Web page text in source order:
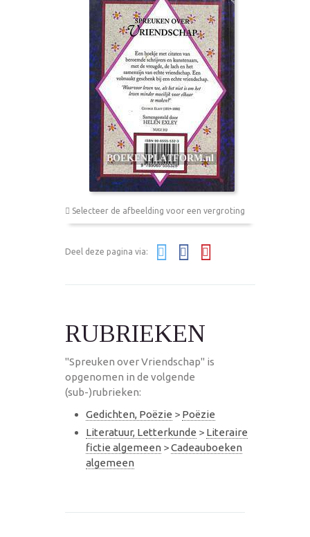
Selecteer de afbeelding voor een vergroting
Deel deze pagina via:
RUBRIEKEN
"Spreuken over Vriendschap" is
opgenomen in de volgende
(sub-)rubrieken:
Gedichten, Poëzie > Poëzie
Literatuur, Letterkunde > Literaire
fictie algemeen >Cadeauboeken
algemeen